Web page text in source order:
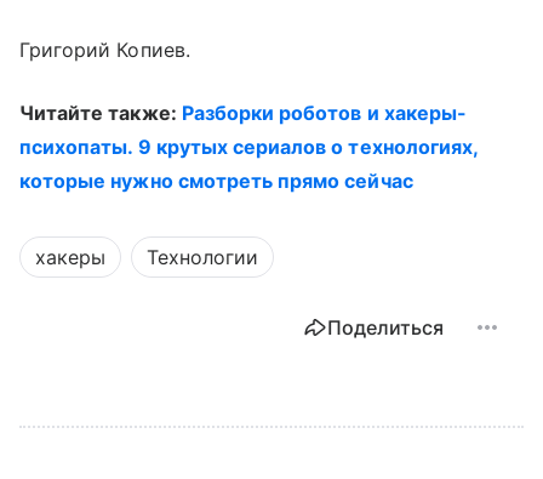
Григорий Копиев.
Читайте также: Разборки роботов и хакеры-
психопаты. 9 крутых сериалов о технологиях,
которые нужно смотреть прямо сейчас
хакеры Технологии
Поделиться